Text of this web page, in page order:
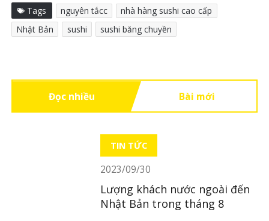
Tags nguyên tắcc
nhà hàng sushi cao cấp
Nhật Bản
sushi sushi băng chuyền
Đọc nhiều Bài mới
TIN TỨC
2023/09/30
Lượng khách nước ngoài đến
Nhật Bản trong tháng 8